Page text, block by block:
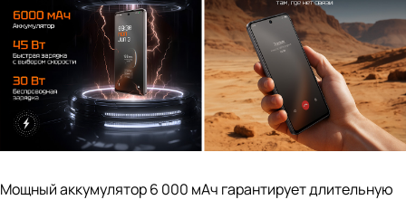
Мощный аккумулятор 6 000 мАч гарантирует длительную